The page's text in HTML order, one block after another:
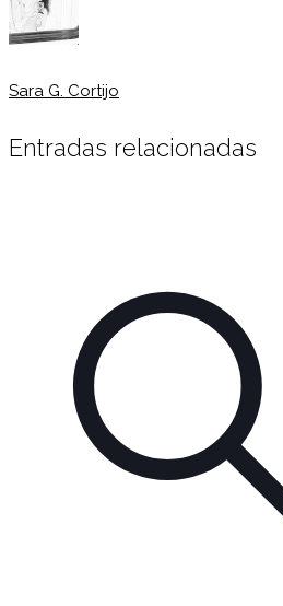
Sara G. Cortijo
Entradas relacionadas